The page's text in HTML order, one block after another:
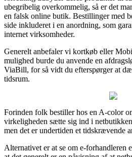
ubegribelig overkommelig, så er det
en falsk online butik. Bestillinger med
side inkluderet i en anordning, som
internet virksomheder.
Generelt anbefaler vi kortkøb eller
mulighed burde du anvende en
ViaBill, for så vidt du efterspørger at
tidsrum.
Forinden folk bestiller hos en A-color
virkeligheden sætte sig ind i
men det er undertiden et tidskrævende
Alternativet er at se om e-forhandleren